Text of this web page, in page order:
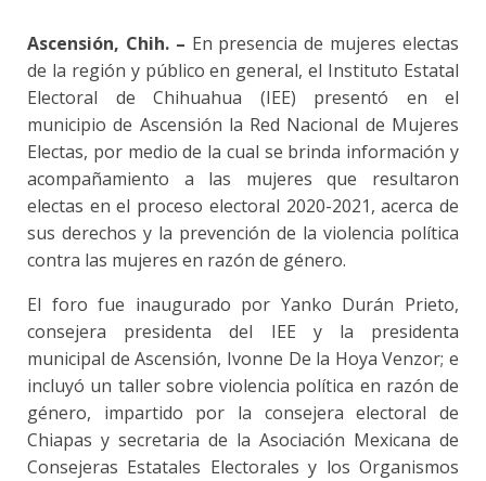
Ascensión, Chih. – En presencia de mujeres electas
de la región y público en general, el Instituto Estatal
Electoral de Chihuahua (IEE) presentó en el
municipio de Ascensión la Red Nacional de Mujeres
Electas, por medio de la cual se brinda información y
acompañamiento a las mujeres que resultaron
electas en el proceso electoral 2020-2021, acerca de
sus derechos y la prevención de la violencia política
contra las mujeres en razón de género.
El foro fue inaugurado por Yanko Durán Prieto,
consejera presidenta del IEE y la presidenta
municipal de Ascensión, Ivonne De la Hoya Venzor; e
incluyó un taller sobre violencia política en razón de
género, impartido por la consejera electoral de
Chiapas y secretaria de la Asociación Mexicana de
Consejeras Estatales Electorales y los Organismos